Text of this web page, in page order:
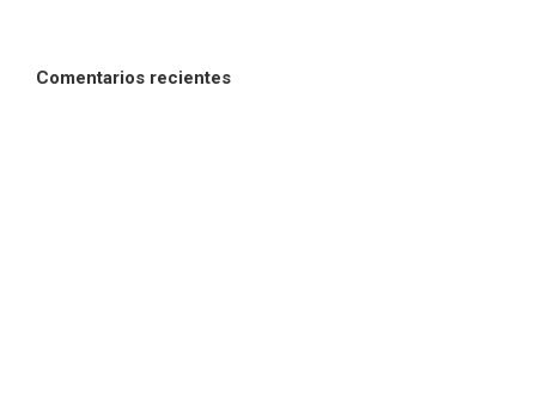
Comentarios recientes